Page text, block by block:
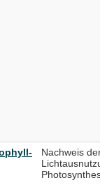
Nachweis